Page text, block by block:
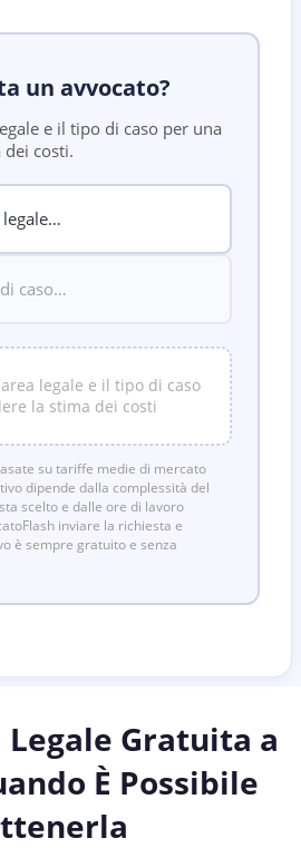
un avvocato?
e il tipo di caso per una
costi.
legale e il tipo di caso
la stima dei costi
su tariffe medie di mercato
dipende dalla complessità del
scelto e dalle ore di lavoro
inviare la richiesta e
è sempre gratuito e senza
Legale Gratuita a
È Possibile